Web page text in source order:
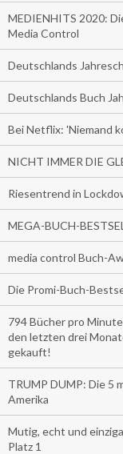
MEDIENHITS 2020:
Media Control
Deutschlands
Deutschlands Buch
Bei Netflix: 'Niemand
NICHT IMMER DIE
Riesentrend in
MEGA-BUCH-
media control Buch-
Die Promi-Buch-
794 Bücher pro
den letzten drei
gekauft!
TRUMP DUMP: Die 5
Amerika
Mutig, echt und
Platz 1